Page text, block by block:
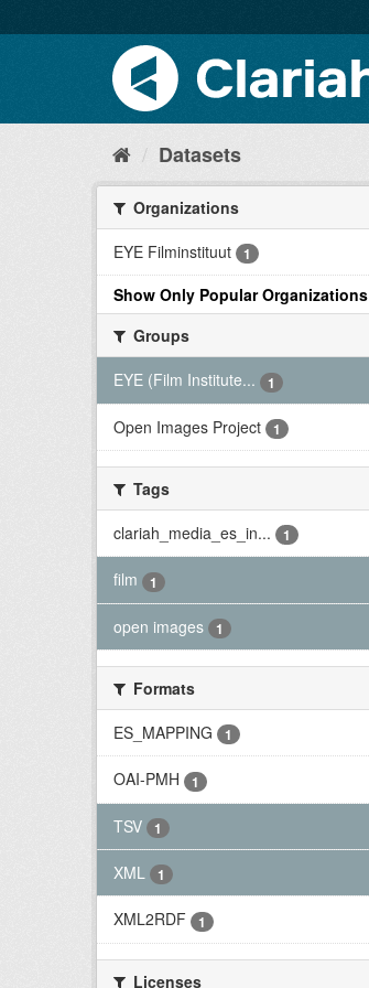
Datasets
Organizations
EYE Filminstituut
1
Show Only Popular Organizations
Groups
EYE (Film Institute...
1
Open Images Project 1
Tags
clariah_media_es_in...
1
film 1
open images 1
Formats
ES_MAPPING
1
OAI-PMH 1
TSV 1
XML 1
XML2RDF 1
Licenses